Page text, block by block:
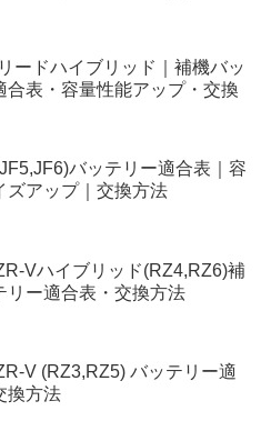
ードハイブリッド｜補機バッ
合表・容量性能アップ・交換
バッテリー適合表｜容
ズアップ｜交換方法
Vハイブリッド(RZ4,RZ6)補
リー適合表・交換方法
V (RZ3,RZ5) バッテリー適
換方法